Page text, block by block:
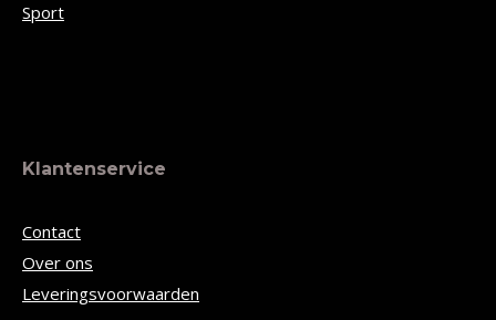
Sport
Klantenservice
Contact
Over ons
Leveringsvoorwaarden